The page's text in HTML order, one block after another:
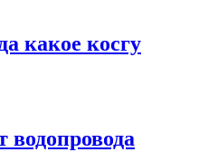
какое косгу
водопровода